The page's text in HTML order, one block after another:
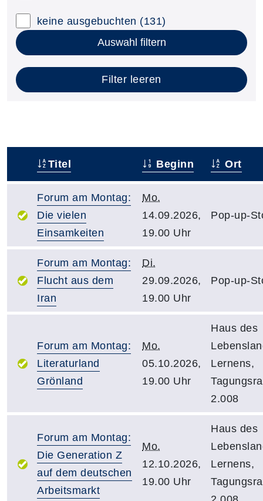
keine ausgebuchten (131)
Auswahl filtern
Filter leeren
Titel Beginn Ort
Forum am Montag:
Die vielen
Einsamkeiten
Mo.
14.09.2026,
19.00 Uhr
Pop-up-
Forum am Montag:
Flucht aus dem
Iran
Di.
29.09.2026,
19.00 Uhr
Pop-up-
Forum am Montag:
Literaturland
Grönland
Mo.
05.10.2026,
19.00 Uhr
Haus des
Lernens,
2.008
Forum am Montag:
Die Generation Z
auf dem deutschen
Arbeitsmarkt
Mo.
12.10.2026,
19.00 Uhr
Haus des
Lernens,